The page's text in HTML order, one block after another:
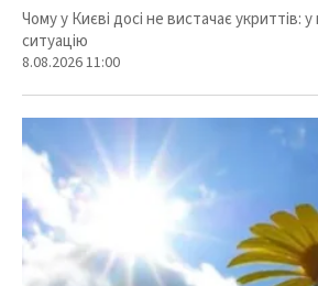
Чому у Києві досі не вистачає укриттів:
ситуацію
8.08.2026 11:00